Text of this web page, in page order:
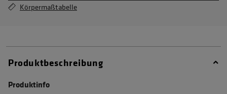
Körpermaßtabelle
Produktbeschreibung
Produktinfo